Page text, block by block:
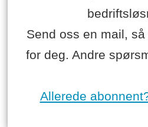
Send oss en mail,
for deg. Andre
Allerede